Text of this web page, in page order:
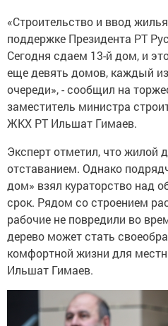
«Строительство и ввод
поддержке Президента РТ
Сегодня сдаем 13-й дом, и
еще девять домов, каждый
очереди», - сообщил на
заместитель министра
ЖКХ РТ Ильшат Гимаев.
Эксперт отметил, что жилой
отставанием. Однако
дом» взял кураторство над
срок. Рядом со строением
рабочие не повредили во
дерево может стать
комфортной жизни для
Ильшат Гимаев.